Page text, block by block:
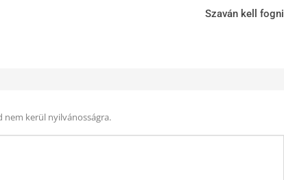
Szaván kell fogni
nem kerül nyilvánosságra.